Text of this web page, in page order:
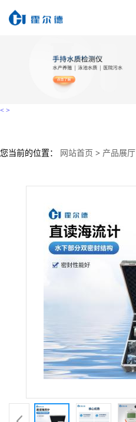
< >
您当前的位置： 网站首页 > 产品展厅